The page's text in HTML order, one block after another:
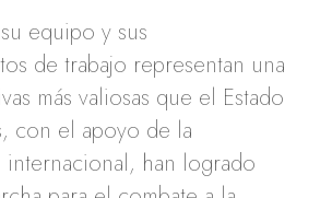
equipo y sus
de trabajo representan una
más valiosas que el Estado
con el apoyo de la
han logrado